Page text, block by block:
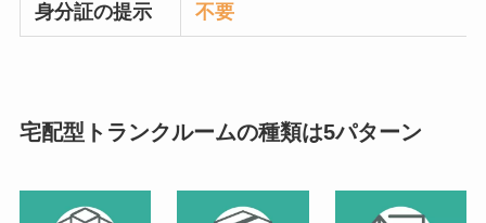
身分証の提示 不要
宅配型トランクルームの種類は5パターン